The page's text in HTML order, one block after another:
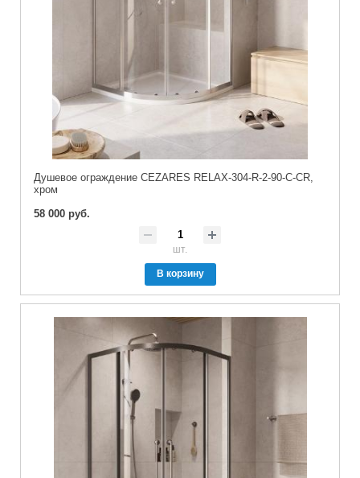
Душевое ограждение CEZARES RELAX-304-R-2-90-C-CR,
хром
58 000 руб.
шт.
В корзину